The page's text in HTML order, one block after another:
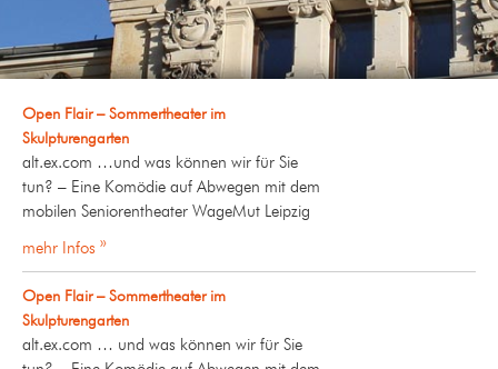
Open Flair – Sommertheater im
Skulpturengarten
alt.ex.com …und was können wir für Sie
tun? – Eine Komödie auf Abwegen mit dem
mobilen Seniorentheater WageMut Leipzig
mehr Infos »
Open Flair – Sommertheater im
Skulpturengarten
alt.ex.com … und was können wir für Sie